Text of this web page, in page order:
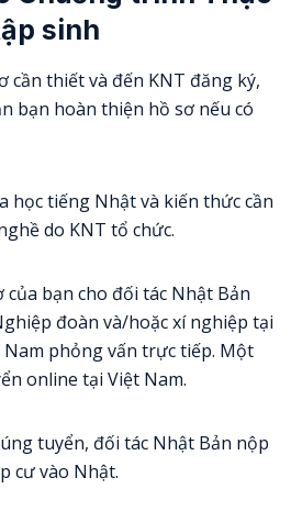
sinh
cần thiết và đến KNT đăng ký,
bạn hoàn thiện hồ sơ nếu có
học tiếng Nhật và kiến thức cần
do KNT tổ chức.
của bạn cho đối tác Nhật Bản
đoàn và/hoặc xí nghiệp tại
Nam phỏng vấn trực tiếp. Một
online tại Việt Nam.
tuyển, đối tác Nhật Bản nộp
cư vào Nhật.